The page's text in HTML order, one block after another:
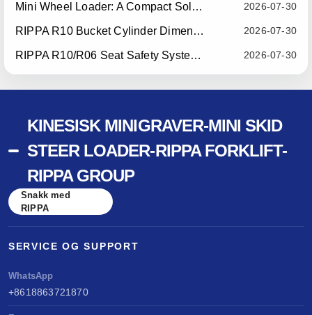
2026-07-30
Mini Wheel Loader: A Compact Solution For Efficient Material Handling
2026-07-30
RIPPA R10 Bucket Cylinder Dimension Optimization — Effective July 15, 2026
2026-07-30
RIPPA R10/R06 Seat Safety System Upgrade — Effective July 22, 2026
KINESISK MINIGRAVER-MINI SKID
STEER LOADER-RIPPA FORKLIFT-
RIPPA GROUP
Snakk med
RIPPA
SERVICE OG SUPPORT
WhatsApp
+8618863721870